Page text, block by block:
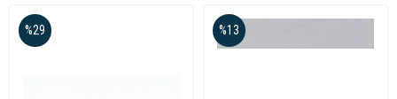
%29 %13